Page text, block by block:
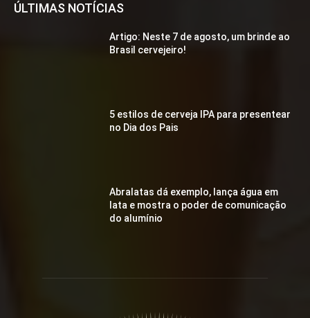
ÚLTIMAS NOTÍCIAS
Artigo: Neste 7 de agosto, um brinde ao
Brasil cervejeiro!
5 estilos de cerveja IPA para presentear
no Dia dos Pais
Abralatas dá exemplo, lança água em
lata e mostra o poder de comunicação
do alumínio